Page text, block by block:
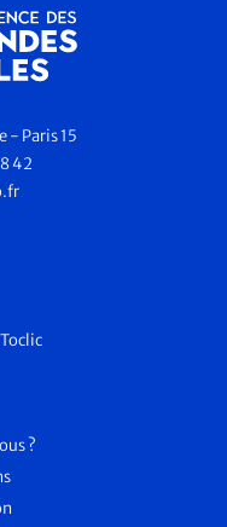
- Paris 15
42
?